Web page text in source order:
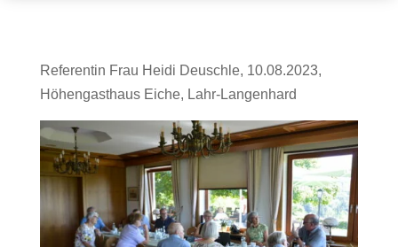
Referentin Frau Heidi Deuschle, 10.08.2023,
Höhengasthaus Eiche, Lahr-Langenhard